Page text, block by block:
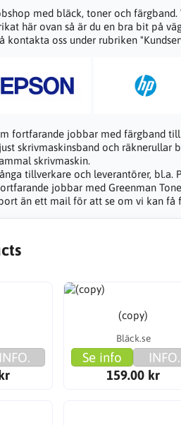
med bläck, toner och
här ovan så är du en bra bit på
kontakta oss under rubriken
fortfarande jobbar med färgband
skrivmaskinsband och räknerullar
skrivmaskin.
tillverkare och leverantörer,
jobbar med Greenman
än ett mail för att se om vi kan
INFO.
(copy)
Bläck.se
Se info
INFO.
159.00 kr